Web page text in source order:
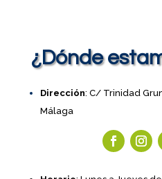
¿Dónde
Dirección: C/ Trinidad
Málaga